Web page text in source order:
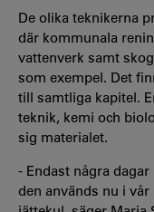
De olika teknikerna
där kommunala
vattenverk samt
som exempel. Det
till samtliga kapitel.
teknik, kemi och
sig materialet.
- Endast några
den används nu i